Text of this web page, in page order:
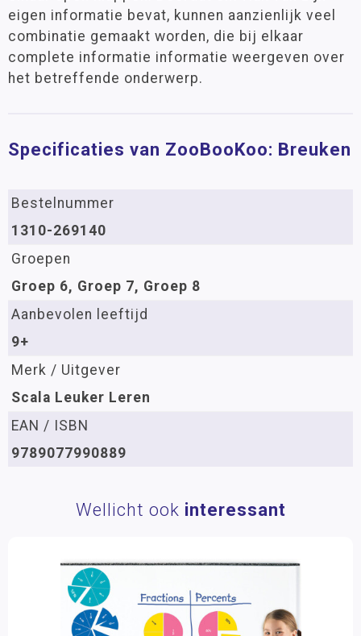
eigen informatie bevat, kunnen aanzienlijk veel
combinatie gemaakt worden, die bij elkaar
complete informatie informatie weergeven over
het betreffende onderwerp.
Specificaties van ZooBooKoo: Breuken
Bestelnummer
1310-269140
Groepen
Groep 6, Groep 7, Groep 8
Aanbevolen leeftijd
9+
Merk / Uitgever
Scala Leuker Leren
EAN / ISBN
9789077990889
Wellicht ook interessant